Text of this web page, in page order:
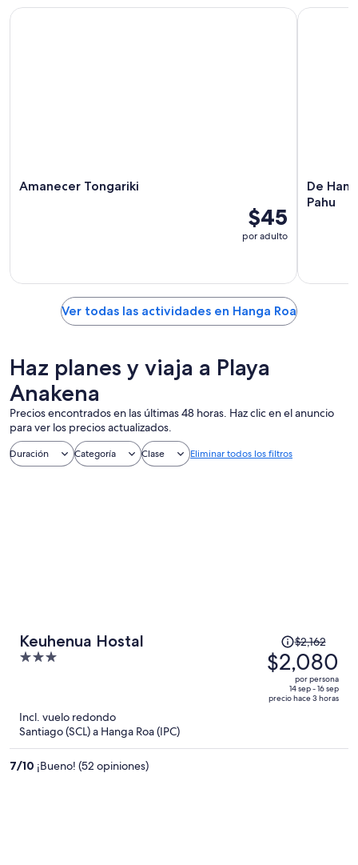
Amanecer Tongariki
$45
por adulto
Amanecer Tongariki
De
Pahu
De Hanga
Ver todas las actividades en Hanga Roa
Haz planes y viaja a Playa
Anakena
Precios encontrados en las últimas 48 horas. Haz clic en el anuncio
para ver los precios actualizados.
Duración Categoría Clase Eliminar todos los filtros
Keuhenua Hostal
3
precio
era
$2,162
$2,162
$2,080
por persona
14 sep - 16 sep
precio hace 3 horas
Incl. vuelo redondo
Santiago (SCL) a Hanga Roa (IPC)
7/10 ¡Bueno! (52 opiniones)